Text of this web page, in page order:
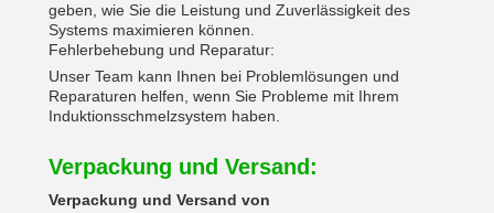
geben, wie Sie die Leistung und Zuverlässigkeit des
Systems maximieren können.
Fehlerbehebung und Reparatur:
Unser Team kann Ihnen bei Problemlösungen und
Reparaturen helfen, wenn Sie Probleme mit Ihrem
Induktionsschmelzsystem haben.
Verpackung und Versand:
Verpackung und Versand von